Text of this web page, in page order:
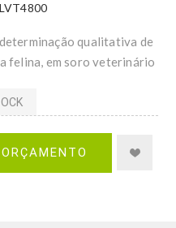
qualitativa de
felina, em soro veterinário